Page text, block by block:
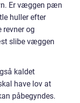
Er væggen pæn
huller efter
revner og
slibe væggen
kaldet
have lov at
påbegyndes.